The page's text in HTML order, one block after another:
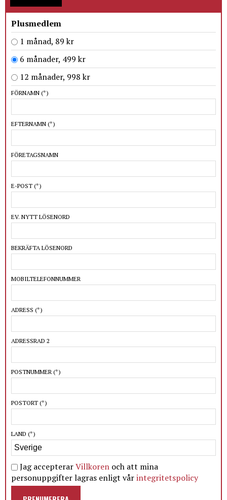
Plusmedlem
1 månad, 89 kr
6 månader, 499 kr
12 månader, 998 kr
FÖRNAMN (*)
EFTERNAMN (*)
FÖRETAGSNAMN
E-POST (*)
EV. NYTT LÖSENORD
BEKRÄFTA LÖSENORD
MOBILTELEFONNUMMER
ADRESS (*)
ADRESSRAD 2
POSTNUMMER (*)
POSTORT (*)
LAND (*)
Jag accepterarVillkoren och att mina
personuppgifter lagras enligt vårintegritetspolicy